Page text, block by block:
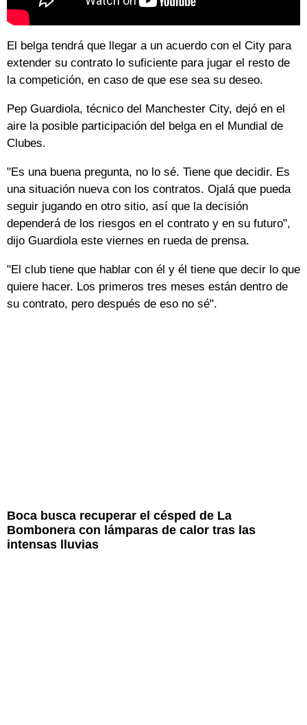
El belga tendrá que llegar a un acuerdo con el City para
extender su contrato lo suficiente para jugar el resto de
la competición, en caso de que ese sea su deseo.
Pep Guardiola, técnico del Manchester City, dejó en el
aire la posible participación del belga en el Mundial de
Clubes.
"Es una buena pregunta, no lo sé. Tiene que decidir. Es
una situación nueva con los contratos. Ojalá que pueda
seguir jugando en otro sitio, así que la decisión
dependerá de los riesgos en el contrato y en su futuro",
dijo Guardiola este viernes en rueda de prensa.
"El club tiene que hablar con él y él tiene que decir lo que
quiere hacer. Los primeros tres meses están dentro de
su contrato, pero después de eso no sé".
Boca busca recuperar el césped de La
Bombonera con lámparas de calor tras las
intensas lluvias